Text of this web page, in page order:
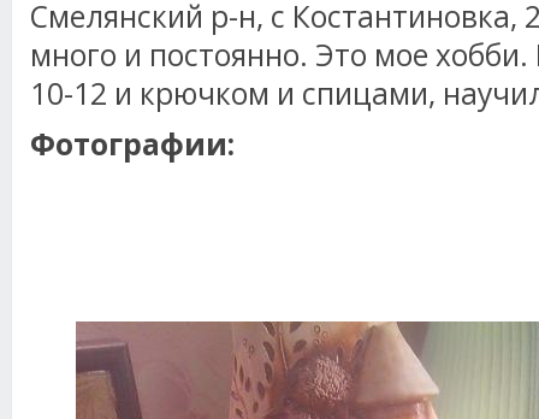
Смелянский р-н, с Костантиновка,
много и постоянно. Это мое
10-12 и крючком и спицами,
Фотографии: